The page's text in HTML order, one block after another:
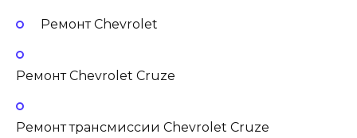
Ремонт Chevrolet
Ремонт Chevrolet Cruze
Ремонт трансмиссии Chevrolet Cruze